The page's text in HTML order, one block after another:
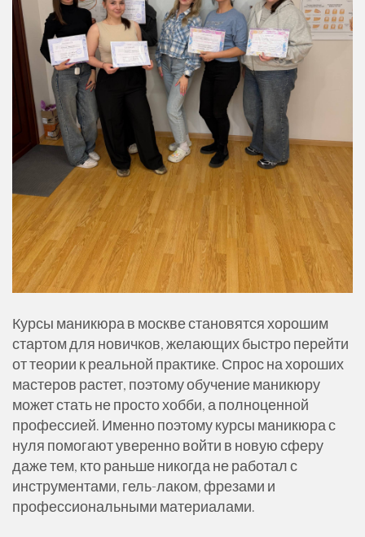
Курсы маникюра в москве становятся хорошим
стартом для новичков, желающих быстро перейти
от теории к реальной практике. Спрос на хороших
мастеров растет, поэтому обучение маникюру
может стать не просто хобби, а полноценной
профессией. Именно поэтому курсы маникюра с
нуля помогают уверенно войти в новую сферу
даже тем, кто раньше никогда не работал с
инструментами, гель-лаком, фрезами и
профессиональными материалами.